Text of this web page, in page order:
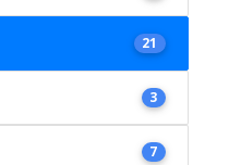
21
3
7